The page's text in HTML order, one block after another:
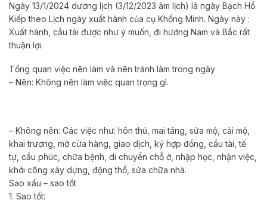
Ngày 13/1/2024 dương lịch (3/12/2023 âm lịch) là ngày Bạch Hổ
Kiếp theo Lịch ngày xuất hành của cụ Khổng Minh. Ngày này :
Xuất hành, cầu tài được như ý muốn, đi hướng Nam và Bắc rất
thuận lợi.
Tổng quan việc nên làm và nên tránh làm trong ngày
– Nên: Không nên làm việc quan trọng gì.
– Không nên: Các việc như: hôn thú, mai táng, sửa mộ, cải mộ,
khai trương, mở cửa hàng, giao dịch, ký hợp đồng, cầu tài, tế
tự, cầu phúc, chữa bệnh, di chuyển chỗ ở, nhập học, nhận việc,
khởi công xây dựng, động thổ, sửa chữa nhà.
Sao xấu – sao tốt
1. Sao tốt: